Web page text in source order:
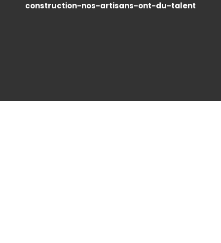
construction-nos-artisans-ont-du-talent